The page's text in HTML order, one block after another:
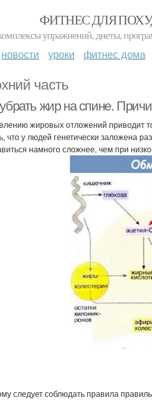
ФИТНЕС ДЛЯ
упражнений, диеты,
новости уроки фитнес дома
часть
жир на спине.
жировых отложений приводит
что у людей генетически заложена
намного сложнее, чем при
следует соблюдать правила